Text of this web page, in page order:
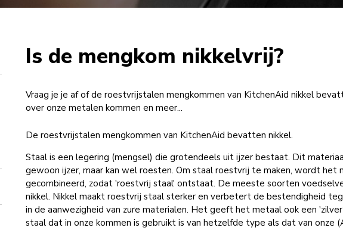
Is de mengkom nikkelvrij?
Vraag je je af of de roestvrijstalen mengkommen van KitchenAid nikkel
over onze metalen kommen en meer...
De roestvrijstalen mengkommen van KitchenAid bevatten nikkel.
Staal is een legering (mengsel) die grotendeels uit ijzer bestaat. Dit
gewoon ijzer, maar kan wel roesten. Om staal roestvrij te maken, wordt het
gecombineerd, zodat 'roestvrij staal' ontstaat. De meeste soorten
nikkel. Nikkel maakt roestvrij staal sterker en verbetert de bestendigheid
in de aanwezigheid van zure materialen. Het geeft het metaal ook een
staal dat in onze kommen is gebruikt is van hetzelfde type als dat van onze